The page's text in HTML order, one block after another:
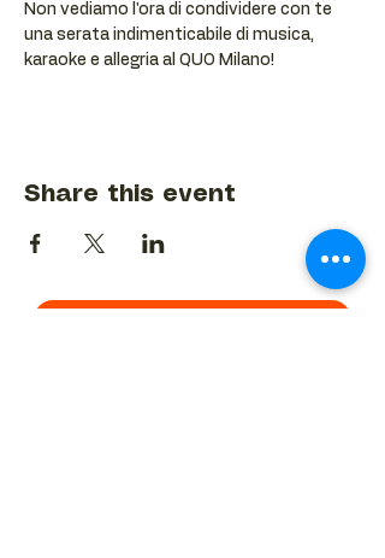
Non vediamo l'ora di condividere con te
una serata indimenticabile di musica,
karaoke e allegria al QUO Milano!
Share this event